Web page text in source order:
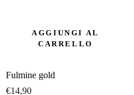
AGGIUNGI AL
CARRELLO
Fulmine gold
€14,90